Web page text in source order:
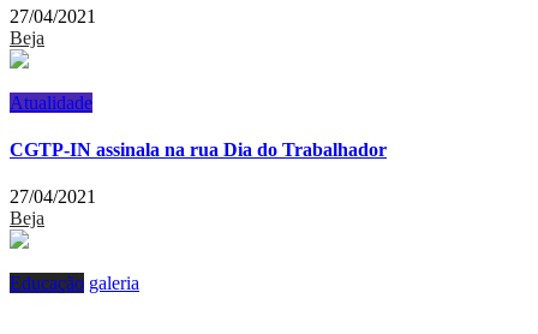
27/04/2021
Beja
Atualidade
CGTP-IN assinala na rua Dia do Trabalhador
27/04/2021
Beja
Educação galeria